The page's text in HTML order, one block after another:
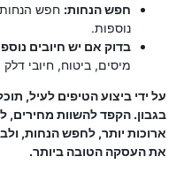
חפש הנחות: חפש הנחות
נוספות.
בדוק אם יש חיובים
מיסים, ביטוח, חיובי דלק
על ידי ביצוע הטיפים לעיל,
בגבון. הקפד להשוות
ארוכות יותר, לחפש הנחות,
את העסקה הטובה ביותר.